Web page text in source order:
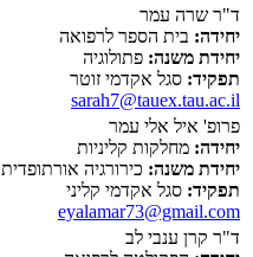
ד"ר שרה עמר
יחידה: בית הספר לרפואה
יחידת משנה: פתולוגיה
תפקיד: סגל אקדמי זוטר
sarah7@tauex.tau.ac.il
פרופ' איל אלי עמר
יחידה: מחלקות קליניות
יחידת משנה: כירורגיה אורתופדית
תפקיד: סגל אקדמי קליני
eyalamar73@gmail.com
ד"ר קרן ענבי לב